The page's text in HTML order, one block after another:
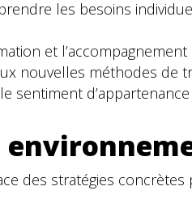
les besoins
et
nouvelles méthodes de
sentiment
des stratégies